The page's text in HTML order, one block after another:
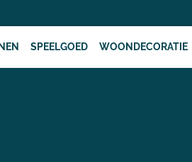
SPEELGOED WOONDECORATIE